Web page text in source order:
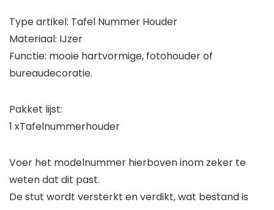
Type artikel: Tafel Nummer Houder
Materiaal: IJzer
Functie: mooie hartvormige, fotohouder of
bureaudecoratie.
Pakket lijst:
1 xTafelnummerhouder
Voer het modelnummer hierboven inom zeker te
weten dat dit past.
De stut wordt versterkt en verdikt, wat bestand is